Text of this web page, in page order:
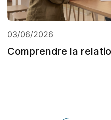
03/06/2026
Comprendre la